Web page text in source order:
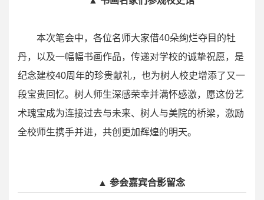
本次笔会中，各位名师大家借40朵绚烂夺目的牡
丹，以及一幅幅书画作品，传递对学校的诚挚祝愿，是
纪念建校40周年的珍贵献礼，也为树人校史增添了又一
段宝贵回忆。树人师生深感荣幸并满怀感激，愿这份艺
术瑰宝成为连接过去与未来、树人与美院的桥梁，激励
全校师生携手并进，共创更加辉煌的明天。
▲ 参会嘉宾合影留念